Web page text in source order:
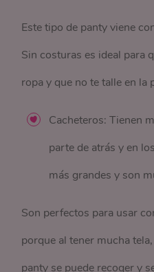
Este tipo de panty viene
Sin costuras es ideal para
ropa y que no te talle en la
Cacheteros: Tienen
parte de atrás y en
más grandes y son
Son perfectos para usar
porque al tener mucha
panty se puede recoger y